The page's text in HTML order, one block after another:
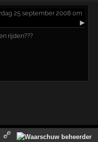
25 september 2008 om
▶
rijden???